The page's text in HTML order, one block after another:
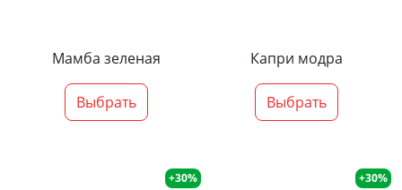
Мамба зеленая
Выбрать
Капри модра
Выбрать
+30% +30%